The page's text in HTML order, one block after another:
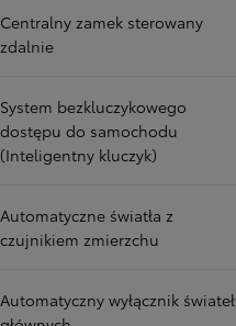
Centralny zamek sterowany
zdalnie
System bezkluczykowego
dostępu do samochodu
(Inteligentny kluczyk)
Automatyczne światła z
czujnikiem zmierzchu
Automatyczny wyłącznik świateł